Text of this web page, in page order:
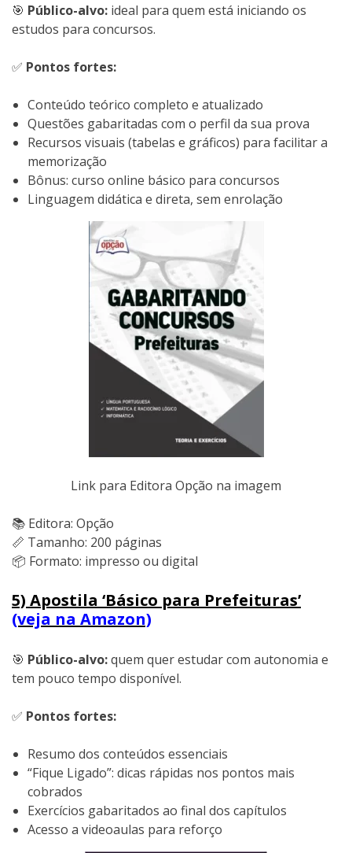
🎯 Público-alvo: ideal para quem está iniciando os
estudos para concursos.
✅ Pontos fortes:
Conteúdo teórico completo e atualizado
Questões gabaritadas com o perfil da sua prova
Recursos visuais (tabelas e gráficos) para facilitar a
memorização
Bônus: curso online básico para concursos
Linguagem didática e direta, sem enrolação
Link para Editora Opção na imagem
📚 Editora: Opção
📏 Tamanho: 200 páginas
📦 Formato: impresso ou digital
5) Apostila ‘Básico para Prefeituras’
(veja na Amazon)
🎯 Público-alvo:quem quer estudar com autonomia e
tem pouco tempo disponível.
✅ Pontos fortes:
Resumo dos conteúdos essenciais
“Fique Ligado”: dicas rápidas nos pontos mais
cobrados
Exercícios gabaritados ao final dos capítulos
Acesso a videoaulas para reforço